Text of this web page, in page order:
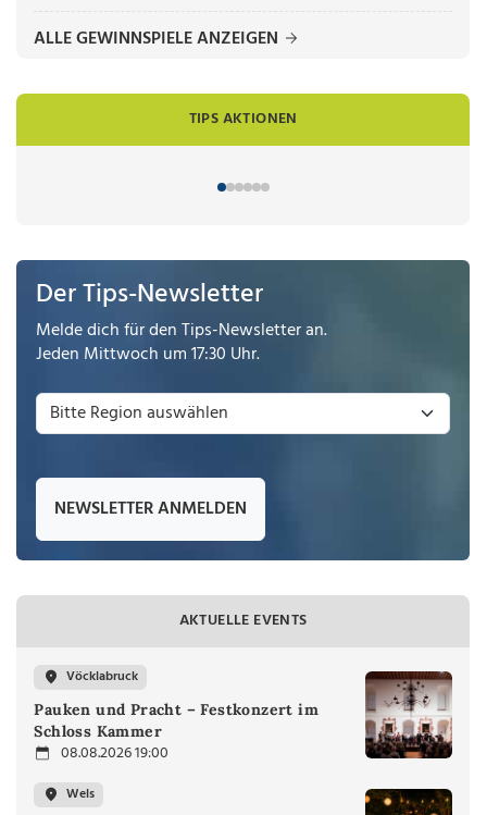
ALLE GEWINNSPIELE ANZEIGEN
TIPS AKTIONEN
Der Tips-Newsletter
Melde dich für den Tips-Newsletter an.
Jeden Mittwoch um 17:30 Uhr.
NEWSLETTER ANMELDEN
AKTUELLE EVENTS
Vöcklabruck
Pauken und Pracht – Festkonzert im
Schloss Kammer
08.08.2026 19:00
Wels